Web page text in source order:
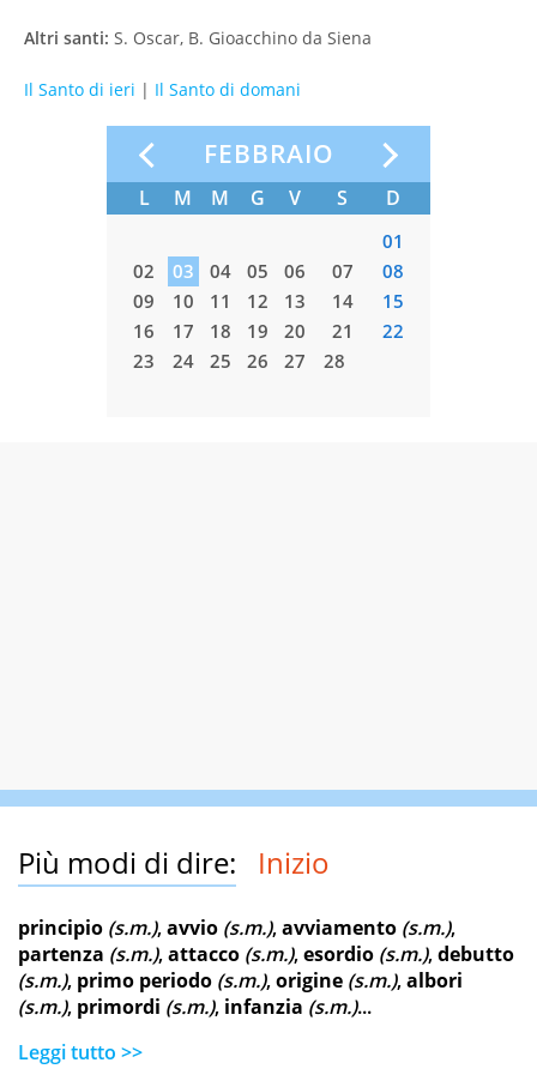
Altri santi: S. Oscar, B. Gioacchino da Siena
Il Santo di ieri | Il Santo di domani
FEBBRAIO
L M M G V S D
01
02
03 04 05 06 07
08
09
10 11 12 13 14
15
16
17 18 19 20 21
22
23
24 25 26 27 28
Più modi di dire: Inizio
principio (s.m.),avvio (s.m.),avviamento (s.m.),
partenza (s.m.),attacco (s.m.),esordio (s.m.),debutto
(s.m.), primo periodo (s.m.),origine (s.m.),albori
(s.m.), primordi (s.m.), infanzia (s.m.)...
Leggi tutto >>